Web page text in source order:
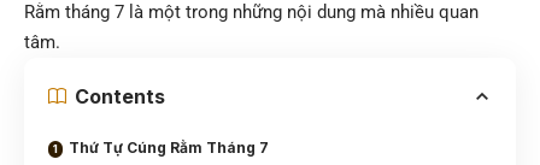
Rằm tháng 7 là một trong những nội dung mà nhiều quan
tâm.
Contents
Thứ Tự Cúng Rằm Tháng 7